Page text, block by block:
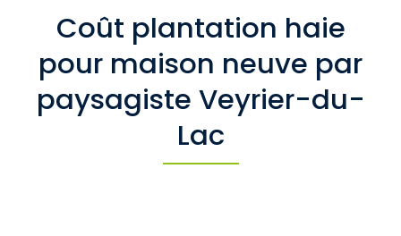
Coût plantation haie
pour maison neuve par
paysagiste Veyrier-du-
Lac